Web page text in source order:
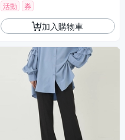
活動 券
加入購物車